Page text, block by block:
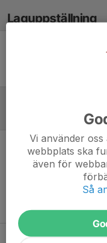
Laguppställning
Vi använder
webbplats ska
även för
Så